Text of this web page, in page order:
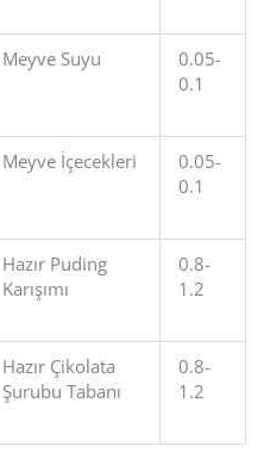
Meyve Suyu
0.05-
0.1
Meyve İçecekleri
0.05-
0.1
Hazır Puding
Karışımı
0.8-
1.2
Hazır Çikolata
Şurubu Tabanı
0.8-
1.2